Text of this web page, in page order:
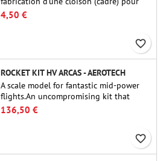
raccords tubulaires de 54 mm de Public
Missiles Ltd. (PT-2.1 ou QT-2.1)
4,50 €
favorite_border
ROCKET KIT HV ARCAS - AEROTECH
A scale model for fantastic mid-power
flights.An uncompromising kit that
allows you to build a replica of one of
the most famous sounding-rocket ever.
136,50 €
favorite_border